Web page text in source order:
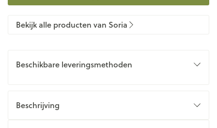
Bekijk alle producten van Soria
Beschikbare leveringsmethoden
Beschrijving